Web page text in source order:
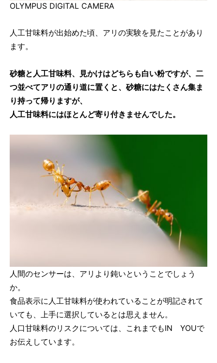
OLYMPUS DIGITAL CAMERA
人工甘味料が出始めた頃、アリの実験を見たことがあり
ます。
砂糖と人工甘味料、見かけはどちらも白い粉ですが、二
つ並べてアリの通り道に置くと、砂糖にはたくさん集ま
り持って帰りますが、
人工甘味料にはほとんど寄り付きませんでした。
人間のセンサーは、アリより鈍いということでしょう
か。
食品表示に人工甘味料が使われていることが明記されて
いても、上手に選択しているとは思えません。
人口甘味料のリスクについては、これまでもIN YOUで
お伝えしています。